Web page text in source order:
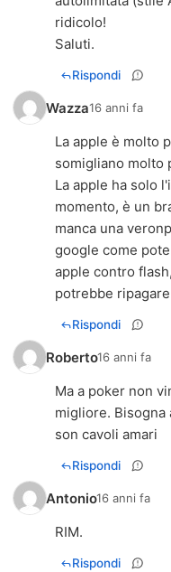
ridicolo!
Saluti.
Rispondi
Wazza16 anni fa
La apple è molto
somigliano molto
La apple ha solo
momento, è un
manca una
google come
apple contro
potrebbe
Rispondi
Roberto16 anni fa
Ma a poker non
migliore. Bisogna
son cavoli amari
Rispondi
Antonio16 anni fa
RIM.
Rispondi